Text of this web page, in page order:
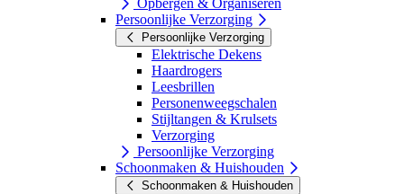
Opbergen & Organiseren
Persoonlijke Verzorging
Persoonlijke Verzorging
Elektrische Dekens
Haardrogers
Leesbrillen
Personenweegschalen
Stijltangen & Krulsets
Verzorging
Persoonlijke Verzorging
Schoonmaken & Huishouden
Schoonmaken & Huishouden